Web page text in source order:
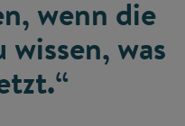
wenn die
was